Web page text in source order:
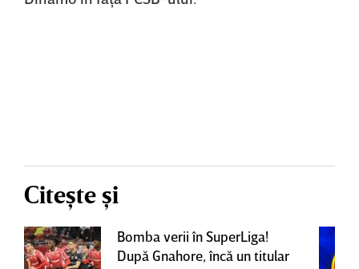
Citește și
Bomba verii în SuperLiga!
După Gnahore, încă un titular